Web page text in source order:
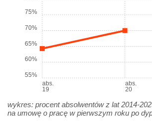
abs.
19
abs.
20
55%
60%
65%
70%
75%
wykres: procent absolwentów z lat 2014-
na umowę o pracę w pierwszym roku po